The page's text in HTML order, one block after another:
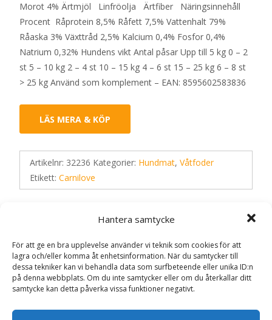
Hantera samtycke
För att ge en bra upplevelse använder vi teknik som cookies för att
lagra och/eller komma åt enhetsinformation. När du samtycker till
dessa tekniker kan vi behandla data som surfbeteende eller unika ID:n
på denna webbplats. Om du inte samtycker eller om du återkallar ditt
samtycke kan detta påverka vissa funktioner negativt.
Morot 4% Ärtmjöl Linfröolja Ärtfiber Näringsinnehåll
Procent Råprotein 8,5% Råfett 7,5% Vattenhalt 79%
Råaska 3% Växttråd 2,5% Kalcium 0,4% Fosfor 0,4%
Natrium 0,32% Hundens vikt Antal påsar Upp till 5 kg 0 – 2
st 5 – 10 kg 2 – 4 st 10 – 15 kg 4 – 6 st 15 – 25 kg 6 – 8 st
> 25 kg Använd som komplement – EAN: 8595602583836
LÄS MERA & KÖP
Artikelnr: 32236 Kategorier: Hundmat, Våtfoder
Etikett: Carnilove
Recensioner (0)
Recensioner